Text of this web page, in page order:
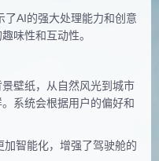
AI的强大处理能力和创意
味性和互动性。
壁纸，从自然风光到城市
系统会根据用户的偏好和
智能化，增强了驾驶舱的